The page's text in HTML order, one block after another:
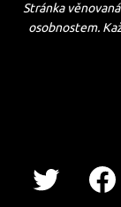
Stránka
osobnostem.